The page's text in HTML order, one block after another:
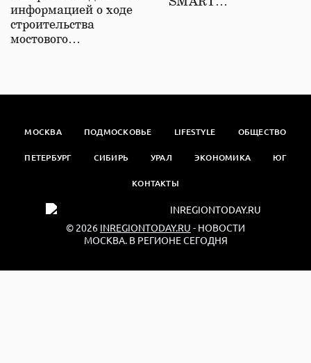
информацией о ходе
строительства
мостового…
МОСКВА ПОДМОСКОВЬЕ LIFESTYLE ОБЩЕСТВО
ПЕТЕРБУРГ СИБИРЬ УРАЛ ЭКОНОМИКА ЮГ
КОНТАКТЫ
© 2026 INREGIONTODAY.RU - НОВОСТИ
МОСКВА. В РЕГИОНЕ СЕГОДНЯ